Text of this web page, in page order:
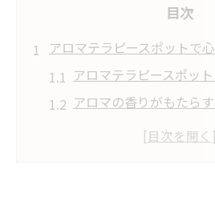
目次
アロマテラピースポットで
アロマテラピースポッ
アロマの香りがもたら
リラクゼーションスペー